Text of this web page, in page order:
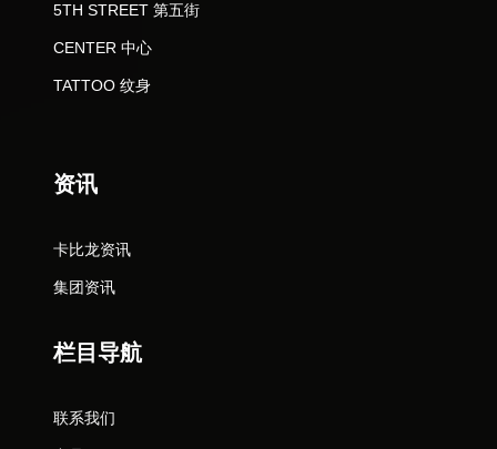
5TH STREET 第五街
CENTER 中心
TATTOO 纹身
资讯
卡比龙资讯
集团资讯
栏目导航
联系我们